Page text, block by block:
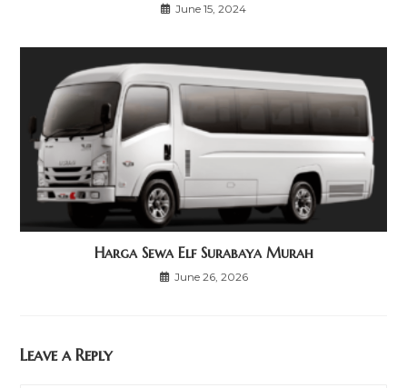
June 15, 2024
Harga Sewa Elf Surabaya Murah
June 26, 2026
Leave a Reply